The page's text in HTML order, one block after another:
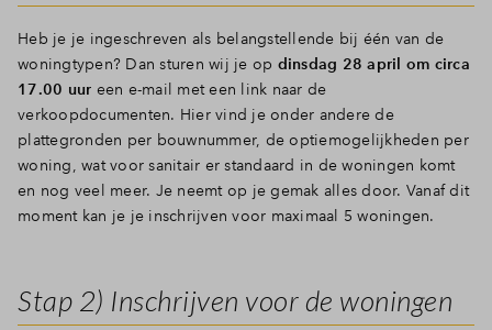
Heb je je ingeschreven als belangstellende bij één van de
woningtypen? Dan sturen wij je op dinsdag 28 april om circa
17.00 uur een e-mail met een link naar de
verkoopdocumenten. Hier vind je onder andere de
plattegronden per bouwnummer, de optiemogelijkheden per
woning, wat voor sanitair er standaard in de woningen komt
en nog veel meer. Je neemt op je gemak alles door. Vanaf dit
moment kan je je inschrijven voor maximaal 5 woningen.
Stap 2) Inschrijven voor de woningen